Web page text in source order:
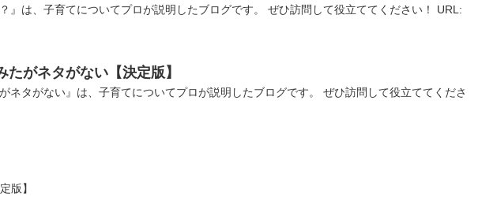
？』は、子育てについてプロが説明したブログです。 ぜひ訪問して役立ててください！ URL:
がネタがない【決定版】
ネタがない』は、子育てについてプロが説明したブログです。 ぜひ訪問して役立ててくださ
版】